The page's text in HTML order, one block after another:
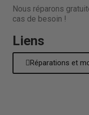
Nous réparons
cas de besoin !
Liens
Réparations et